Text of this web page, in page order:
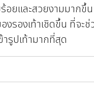
อยและสวยงามมากขึ้น
องเท้าเชิดขึ้น ที่จะช่
ารูปเท้ามากที่สุด